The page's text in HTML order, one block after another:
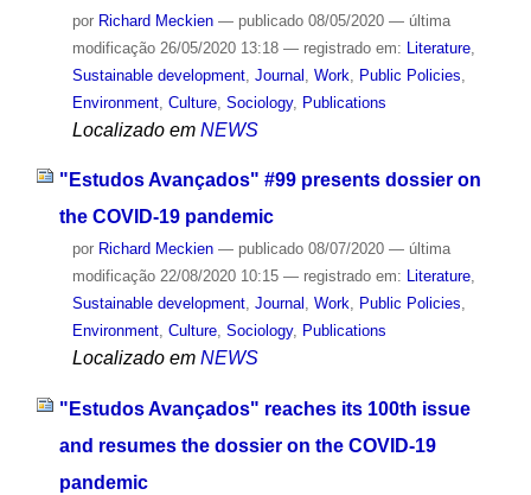
por Richard Meckien — publicado08/05/2020 — última
modificação26/05/2020 13:18 — registrado em: Literature,
Sustainable development, Journal Work Public Policies
Environment, Culture, Sociology, Publications
Localizado em NEWS
"Estudos Avançados" #99 presents dossier on
the COVID-19 pandemic
por Richard Meckien — publicado08/07/2020 — última
modificação22/08/2020 10:15 — registrado em: Literature,
Sustainable development, Journal , Work, Public Policies,
Environment, Culture, Sociology, Publications
Localizado em NEWS
"Estudos Avançados" reaches its 100th issue
and resumes the dossier on the COVID-19
pandemic